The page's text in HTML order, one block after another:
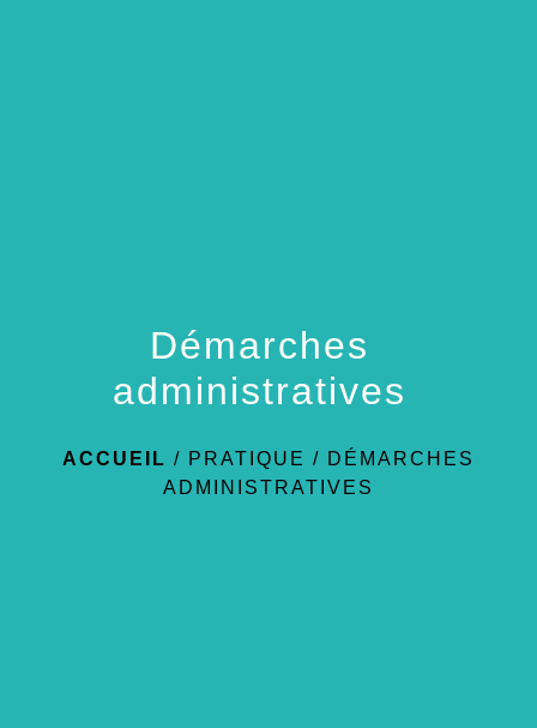
Démarches
administratives
ACCUEIL / PRATIQUE / DÉMARCHES
ADMINISTRATIVES